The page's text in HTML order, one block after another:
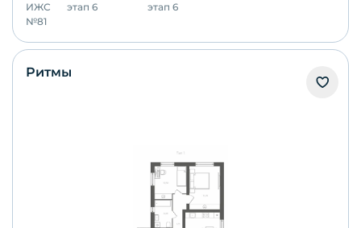
ИЖС
этап 6
этап 6
№81
Ритмы